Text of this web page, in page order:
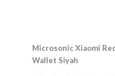
Microsonic Xiaomi
Wallet Siyah